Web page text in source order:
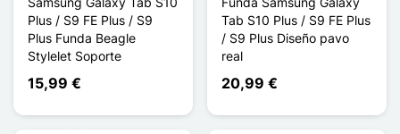
Plus / S9 FE Plus / S9
Plus Funda Beagle
Stylelet Soporte
15,99 €
Tab S10 Plus / S9 FE Plus
/ S9 Plus Diseño pavo
real
20,99 €